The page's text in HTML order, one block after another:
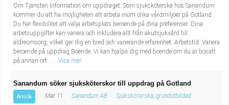
Transport
Sjuksköterska, grundutbildad
Kock, storhushåll
Bibliotekarie
Om Tjänsten Information om uppdraget: Som sjuksköterska hos Sanandum
kommer du att ha möjligheten att arbeta inom olika vårdmiljöer på Gotland.
Du har flexibilitet att välja arbetsplats beroende på dina preferenser. Dina
arbetsuppgifter kan variera och inkludera allt från akutsjukvård till
äldreomsorg, vilket ger dig en bred och varierande erfarenhet. Arbetstid: Variera
beroende på uppdrag Boende: Vi kan hjälpa dig med boende om du är bosatt
på annan ort...
Visa mer
Sanandum söker sjuksköterskor till uppdrag på Gotland
Ansök Mar 11 Sanandum AB Sjuksköterska, grundutbildad